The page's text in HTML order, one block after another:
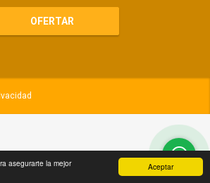
Aceptar
asegurarte la mejor
OFERTAR